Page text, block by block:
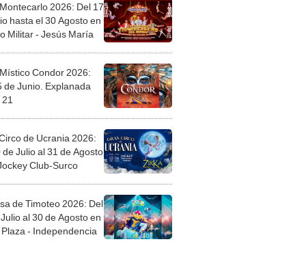
2026: Del 17
hasta el 30 Agosto en
Militar - Jesús María
Condor 2026:
de Junio. Explanada
de Ucrania 2026:
de Julio al 31 de Agosto
Club-Surco
de Timoteo 2026: Del
al 30 de Agosto en
- Independencia